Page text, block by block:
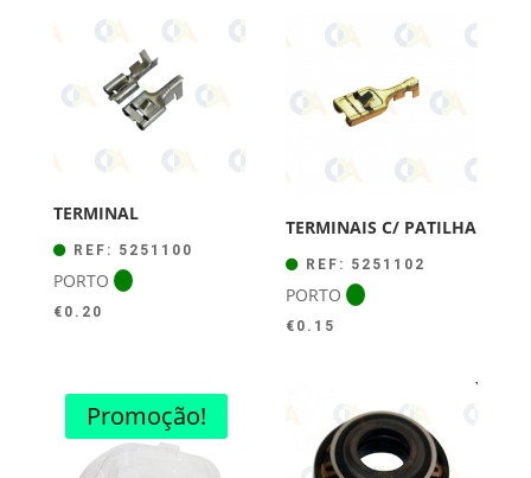
TERMINAL
REF: 5251100
PORTO
€ 0.20
TERMINAIS C/ PATILHA
REF: 5251102
PORTO
€ 0.15
Promoção!